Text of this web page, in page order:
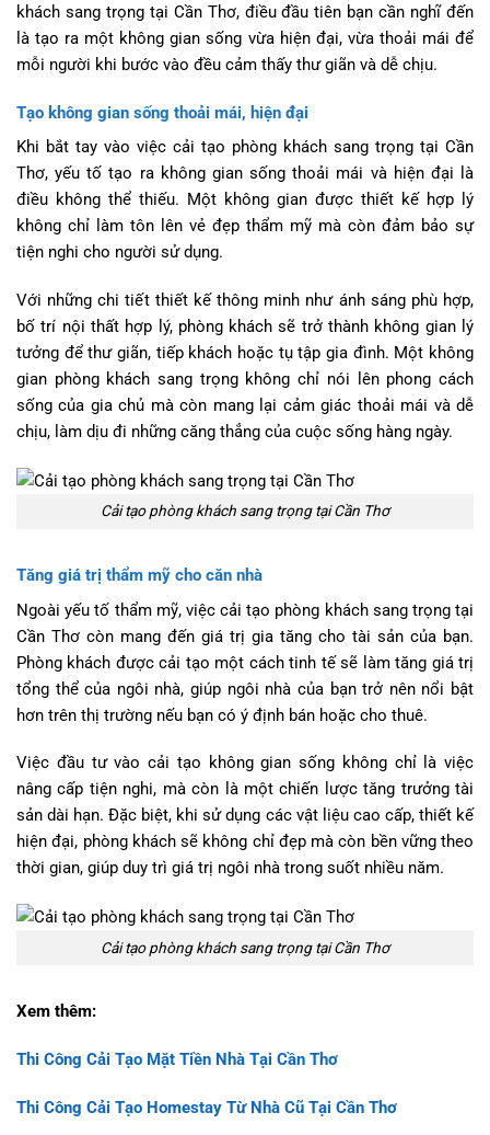
khách sang trọng tại Cần Thơ, điều đầu tiên bạn cần nghĩ đến
là tạo ra một không gian sống vừa hiện đại, vừa thoải mái để
mỗi người khi bước vào đều cảm thấy thư giãn và dễ chịu.
Tạo không gian sống thoải mái, hiện đại
Khi bắt tay vào việc cải tạo phòng khách sang trọng tại Cần
Thơ, yếu tố tạo ra không gian sống thoải mái và hiện đại là
điều không thể thiếu. Một không gian được thiết kế hợp lý
không chỉ làm tôn lên vẻ đẹp thẩm mỹ mà còn đảm bảo sự
tiện nghi cho người sử dụng.
Với những chi tiết thiết kế thông minh như ánh sáng phù hợp,
bố trí nội thất hợp lý, phòng khách sẽ trở thành không gian lý
tưởng để thư giãn, tiếp khách hoặc tụ tập gia đình. Một không
gian phòng khách sang trọng không chỉ nói lên phong cách
sống của gia chủ mà còn mang lại cảm giác thoải mái và dễ
chịu, làm dịu đi những căng thẳng của cuộc sống hàng ngày.
Cải tạo phòng khách sang trọng tại Cần Thơ
Tăng giá trị thẩm mỹ cho căn nhà
Ngoài yếu tố thẩm mỹ, việc cải tạo phòng khách sang trọng tại
Cần Thơ còn mang đến giá trị gia tăng cho tài sản của bạn.
Phòng khách được cải tạo một cách tinh tế sẽ làm tăng giá trị
tổng thể của ngôi nhà, giúp ngôi nhà của bạn trở nên nổi bật
hơn trên thị trường nếu bạn có ý định bán hoặc cho thuê.
Việc đầu tư vào cải tạo không gian sống không chỉ là việc
nâng cấp tiện nghi, mà còn là một chiến lược tăng trưởng tài
sản dài hạn. Đặc biệt, khi sử dụng các vật liệu cao cấp, thiết kế
hiện đại, phòng khách sẽ không chỉ đẹp mà còn bền vững theo
thời gian, giúp duy trì giá trị ngôi nhà trong suốt nhiều năm.
Cải tạo phòng khách sang trọng tại Cần Thơ
Xem thêm:
Thi Công Cải Tạo Mặt Tiền Nhà Tại Cần Thơ
Thi Công Cải Tạo Homestay Từ Nhà Cũ Tại Cần Thơ